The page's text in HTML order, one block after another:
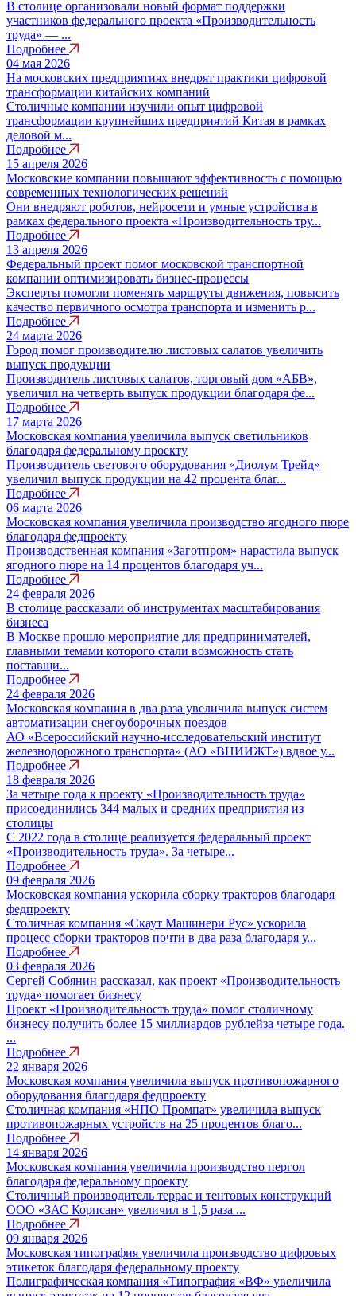
В столице организовали новый формат поддержки
участников федерального проекта «Производительность
труда» — ...
Подробнее
04 мая 2026
На московских предприятиях внедрят практики цифровой
трансформации китайских компаний
Столичные компании изучили опыт цифровой
трансформации крупнейших предприятий Китая в рамках
деловой м...
Подробнее
15 апреля 2026
Московские компании повышают эффективность с помощью
современных технологических решений
Они внедряют роботов, нейросети и умные устройства в
рамках федерального проекта «Производительность тру...
Подробнее
13 апреля 2026
Федеральный проект помог московской транспортной
компании оптимизировать бизнес-процессы
Эксперты помогли поменять маршруты движения, повысить
качество первичного осмотра транспорта и изменить р...
Подробнее
24 марта 2026
Город помог производителю листовых салатов увеличить
выпуск продукции
Производитель листовых салатов, торговый дом «АБВ»,
увеличил на четверть выпуск продукции благодаря фе...
Подробнее
17 марта 2026
Московская компания увеличила выпуск светильников
благодаря федеральному проекту
Производитель светового оборудования «Диолум Трейд»
увеличил выпуск продукции на 42 процента благ...
Подробнее
06 марта 2026
Московская компания увеличила производство ягодного пюре
благодаря федпроекту
Производственная компания «Заготпром» нарастила выпуск
ягодного пюре на 14 процентов благодаря уч...
Подробнее
24 февраля 2026
В столице рассказали об инструментах масштабирования
бизнеса
В Москве прошло мероприятие для предпринимателей,
главными темами которого стали возможность стать
поставщи...
Подробнее
24 февраля 2026
Московская компания в два раза увеличила выпуск систем
автоматизации снегоуборочных поездов
АО «Всероссийский научно-исследовательский институт
железнодорожного транспорта» (АО «ВНИИЖТ») вдвое у...
Подробнее
18 февраля 2026
За четыре года к проекту «Производительность труда»
присоединились 344 малых и средних предприятия из
столицы
С 2022 года в столице реализуется федеральный проект
«Производительность труда». За четыре...
Подробнее
09 февраля 2026
Московская компания ускорила сборку тракторов благодаря
федпроекту
Столичная компания «Скаут Машинери Рус» ускорила
процесс сборки тракторов почти в два раза благодаря у...
Подробнее
03 февраля 2026
Сергей Собянин рассказал, как проект «Производительность
труда» помогает бизнесу
Проект «Производительность труда» помог столичному
бизнесу получить более 15 миллиардов рублейза четыре года.
...
Подробнее
22 января 2026
Московская компания увеличила выпуск противопожарного
оборудования благодаря федпроекту
Столичная компания «НПО Промпат» увеличила выпуск
противопожарных устройств на 25 процентов благо...
Подробнее
14 января 2026
Московская компания увеличила производство пергол
благодаря федеральному проекту
Столичный производитель террас и тентовых конструкций
ООО «ЗАС Корпсан» увеличил в 1,5 раза ...
Подробнее
09 января 2026
Московская типография увеличила производство цифровых
этикеток благодаря федеральному проекту
Полиграфическая компания «Типография «ВФ» увеличила